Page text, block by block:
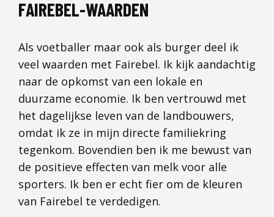
FAIREBEL-WAARDEN
Als voetballer maar ook als burger deel ik
veel waarden met Fairebel. Ik kijk aandachtig
naar de opkomst van een lokale en
duurzame economie. Ik ben vertrouwd met
het dagelijkse leven van de landbouwers,
omdat ik ze in mijn directe familiekring
tegenkom. Bovendien ben ik me bewust van
de positieve effecten van melk voor alle
sporters. Ik ben er echt fier om de kleuren
van Fairebel te verdedigen.